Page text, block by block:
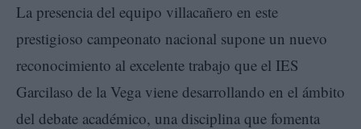
La presencia del equipo villacañero en este
prestigioso campeonato nacional supone un nuevo
reconocimiento al excelente trabajo que el IES
Garcilaso de la Vega viene desarrollando en el ámbito
del debate académico, una disciplina que fomenta